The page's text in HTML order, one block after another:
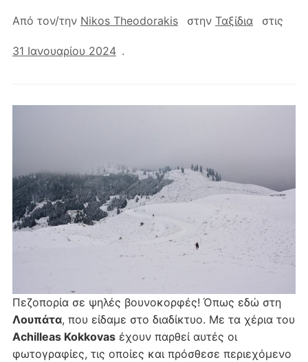
Από τον/την Nikos Theodorakis στην Ταξίδια στις
31 Ιανουαρίου 2024 .
Πεζοπορία σε ψηλές βουνοκορφές! Όπως εδώ στη
Λουπάτα, που είδαμε στο διαδίκτυο. Με τα χέρια του
Achilleas Kokkovasέχουν παρθεί αυτές οι
φωτογραφίες, τις οποίες και πρόσθεσε περιεχόμενο